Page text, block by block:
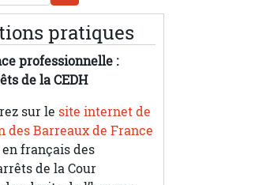
pratiques
professionnelle :
de la CEDH
sur le site internet de
des Barreaux de France
français des
de la Cour